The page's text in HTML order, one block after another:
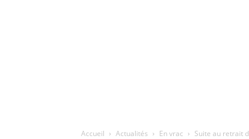
Accueil Actualités En vrac Suite au retrait